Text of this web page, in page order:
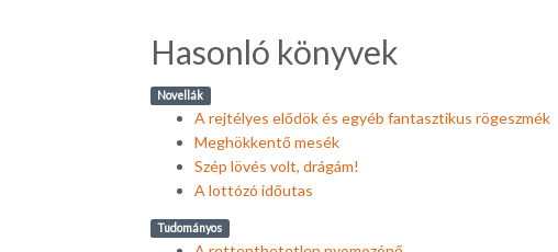
Hasonló könyvek
Novellák
A rejtélyes elődök és egyéb fantasztikus rögeszmék
Meghökkentő mesék
Szép lövés volt, drágám!
A lottózó időutas
Tudományos